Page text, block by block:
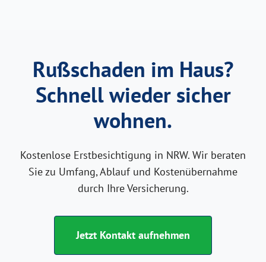
Rußschaden im Haus?
Schnell wieder sicher
wohnen.
Kostenlose Erstbesichtigung in NRW. Wir beraten
Sie zu Umfang, Ablauf und Kostenübernahme
durch Ihre Versicherung.
Jetzt Kontakt aufnehmen